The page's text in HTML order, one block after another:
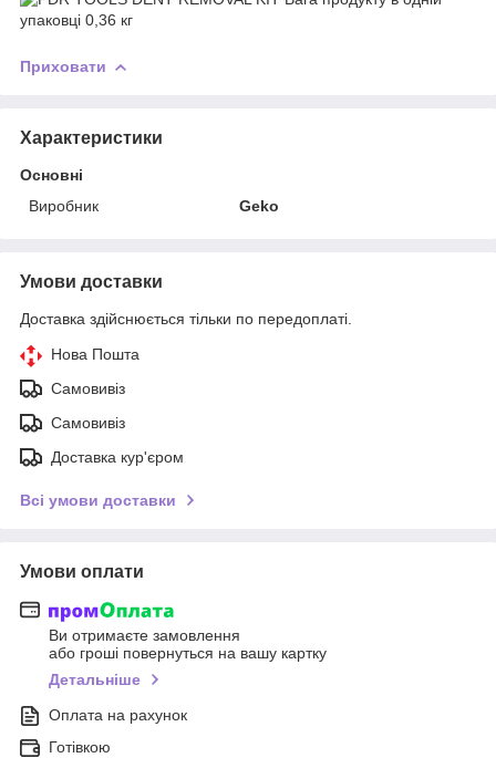
Приховати
Характеристики
Основні
Виробник
Geko
Умови доставки
Доставка здійснюється тільки по передоплаті.
Нова Пошта
Самовивіз
Самовивіз
Доставка кур'єром
Всі умови доставки
Умови оплати
Ви отримаєте замовлення
або гроші повернуться на вашу картку
Детальніше
Оплата на рахунок
Готівкою